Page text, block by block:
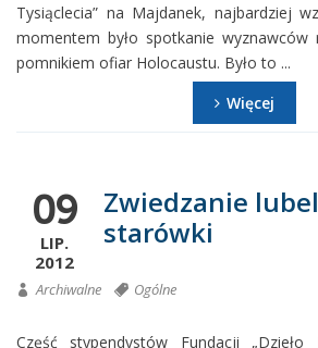
Tysiąclecia” na Majdanek, najbardziej
momentem było spotkanie wyznawców
pomnikiem ofiar Holocaustu. Było to ...
Więcej
09
LIP.
2012
Zwiedzanie
starówki
Archiwalne Ogólne
Część stypendystów Fundacji „Dzieło